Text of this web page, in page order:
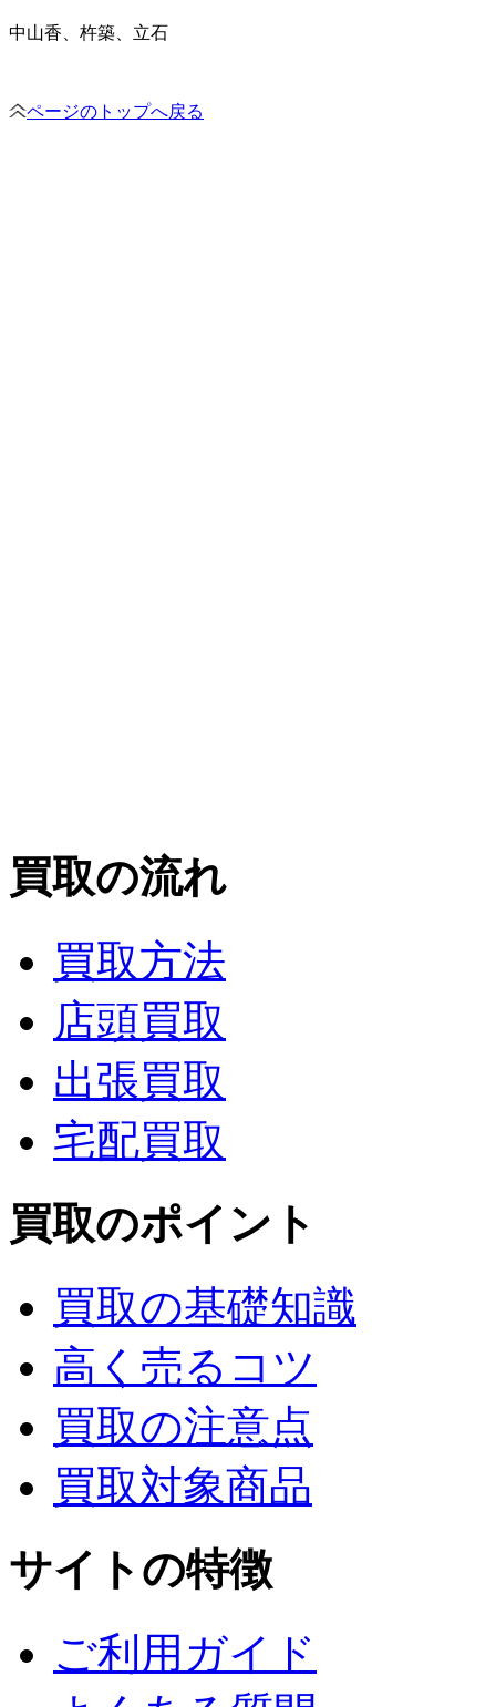
中山香、杵築、立石
ページのトップへ戻る
買取の流れ
買取方法
店頭買取
出張買取
宅配買取
買取のポイント
買取の基礎知識
高く売るコツ
買取の注意点
買取対象商品
サイトの特徴
ご利用ガイド